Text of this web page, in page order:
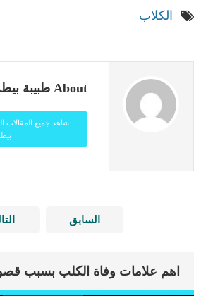
الكلاب
About طبيبة بيطرية
شاهد جميع المقالات
السابق
اهم علامات وفاة الكلب بسبب